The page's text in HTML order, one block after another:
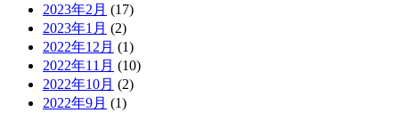
2023年2月 (17)
2023年1月 (2)
2022年12月 (1)
2022年11月 (10)
2022年10月 (2)
2022年9月 (1)